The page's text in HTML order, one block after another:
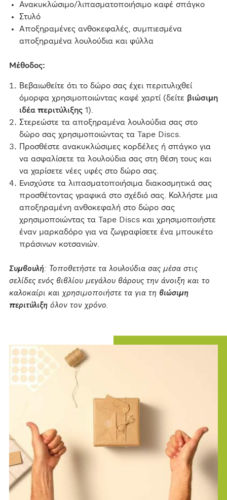
Ανακυκλώσιμο/λιπασματοποιήσιμο καφέ σπάγκο
Στυλό
Αποξηραμένες ανθοκεφαλές, συμπιεσμένα
αποξηραμένα λουλούδια και φύλλα
Μέθοδος:
Βεβαιωθείτε ότι το δώρο σας έχει περιτυλιχθεί
όμορφα χρησιμοποιώντας καφέ χαρτί (δείτε βιώσιμη
ιδέα περιτύλιξης1).
Στερεώστε τα αποξηραμένα λουλούδια σας στο
δώρο σας χρησιμοποιώντας τα Tape Discs.
Προσθέστε ανακυκλώσιμες κορδέλες ή σπάγκο για
να ασφαλίσετε τα λουλούδια σας στη θέση τους και
να χαρίσετε νέες υφές στο δώρο σας.
Ενισχύστε τα λιπασματοποιήσιμα διακοσμητικά σας
προσθέτοντας γραφικά στο σχέδιό σας. Κολλήστε μια
αποξηραμένη ανθοκεφαλή στο δώρο σας
χρησιμοποιώντας τα Tape Discs και χρησιμοποιήστε
έναν μαρκαδόρο για να ζωγραφίσετε ένα μπουκέτο
πράσινων κοτσανιών.
Συμβουλή: Τοποθετήστε τα λουλούδια σας μέσα στις
σελίδες ενός βιβλίου μεγάλου βάρους την άνοιξη και το
καλοκαίρι και χρησιμοποιήστε τα για τη βιώσιμη
περιτύλιξη όλον τον χρόνο.